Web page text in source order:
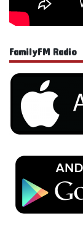
FamilyFM Radio